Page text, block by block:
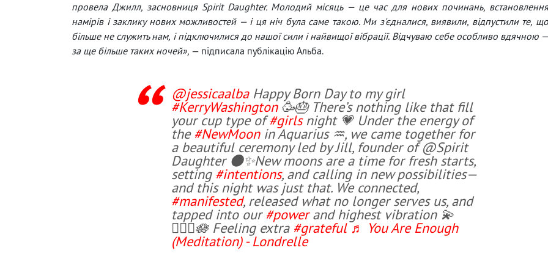
провела Джилл, засновниця Spirit Daughter. Молодий місяць — це час для нових починань, встановлення
намірів і заклику нових можливостей — і ця ніч була саме такою. Ми з'єдналися, виявили, відпустили те, що
більше не служить нам, і підключилися до нашої сили і найвищої вібрації. Відчуваю себе особливо вдячною —
за ще більше таких ночей», — підписала публікацію Альба.
@jessicaalbaHappy Born Day to my girl
#KerryWashington🥳🎂 There’s nothing like that fill
your cup type of#girlsnight 💗 Under the energy of
the #NewMoonin Aquarius ♒️, we came together for
a beautiful ceremony led by Jill, founder of @Spirit
Daughter 🌑✨New moons are a time for fresh starts,
setting #intentions, and calling in new possibilities—
and this night was just that. We connected,
#manifested, released what no longer serves us, and
tapped into our #powerand highest vibration 💫
🧘🏽‍♀️🪷 Feeling extra #grateful ♬ You Are Enough
(Meditation) - Londrelle